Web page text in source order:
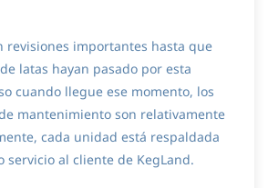
revisiones importantes hasta que
latas hayan pasado por esta
cuando llegue ese momento, los
mantenimiento son relativamente
cada unidad está respaldada
servicio al cliente de KegLand.